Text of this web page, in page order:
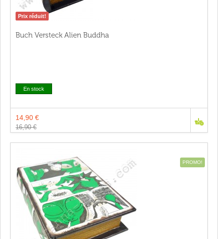
Prix réduit!
Buch Versteck Alien Buddha
En stock
14,90 €
16,90 €
PROMO!